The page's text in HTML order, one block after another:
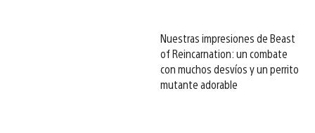
Nuestras impresiones de Beast
of Reincarnation: un combate
con muchos desvíos y un perrito
mutante adorable